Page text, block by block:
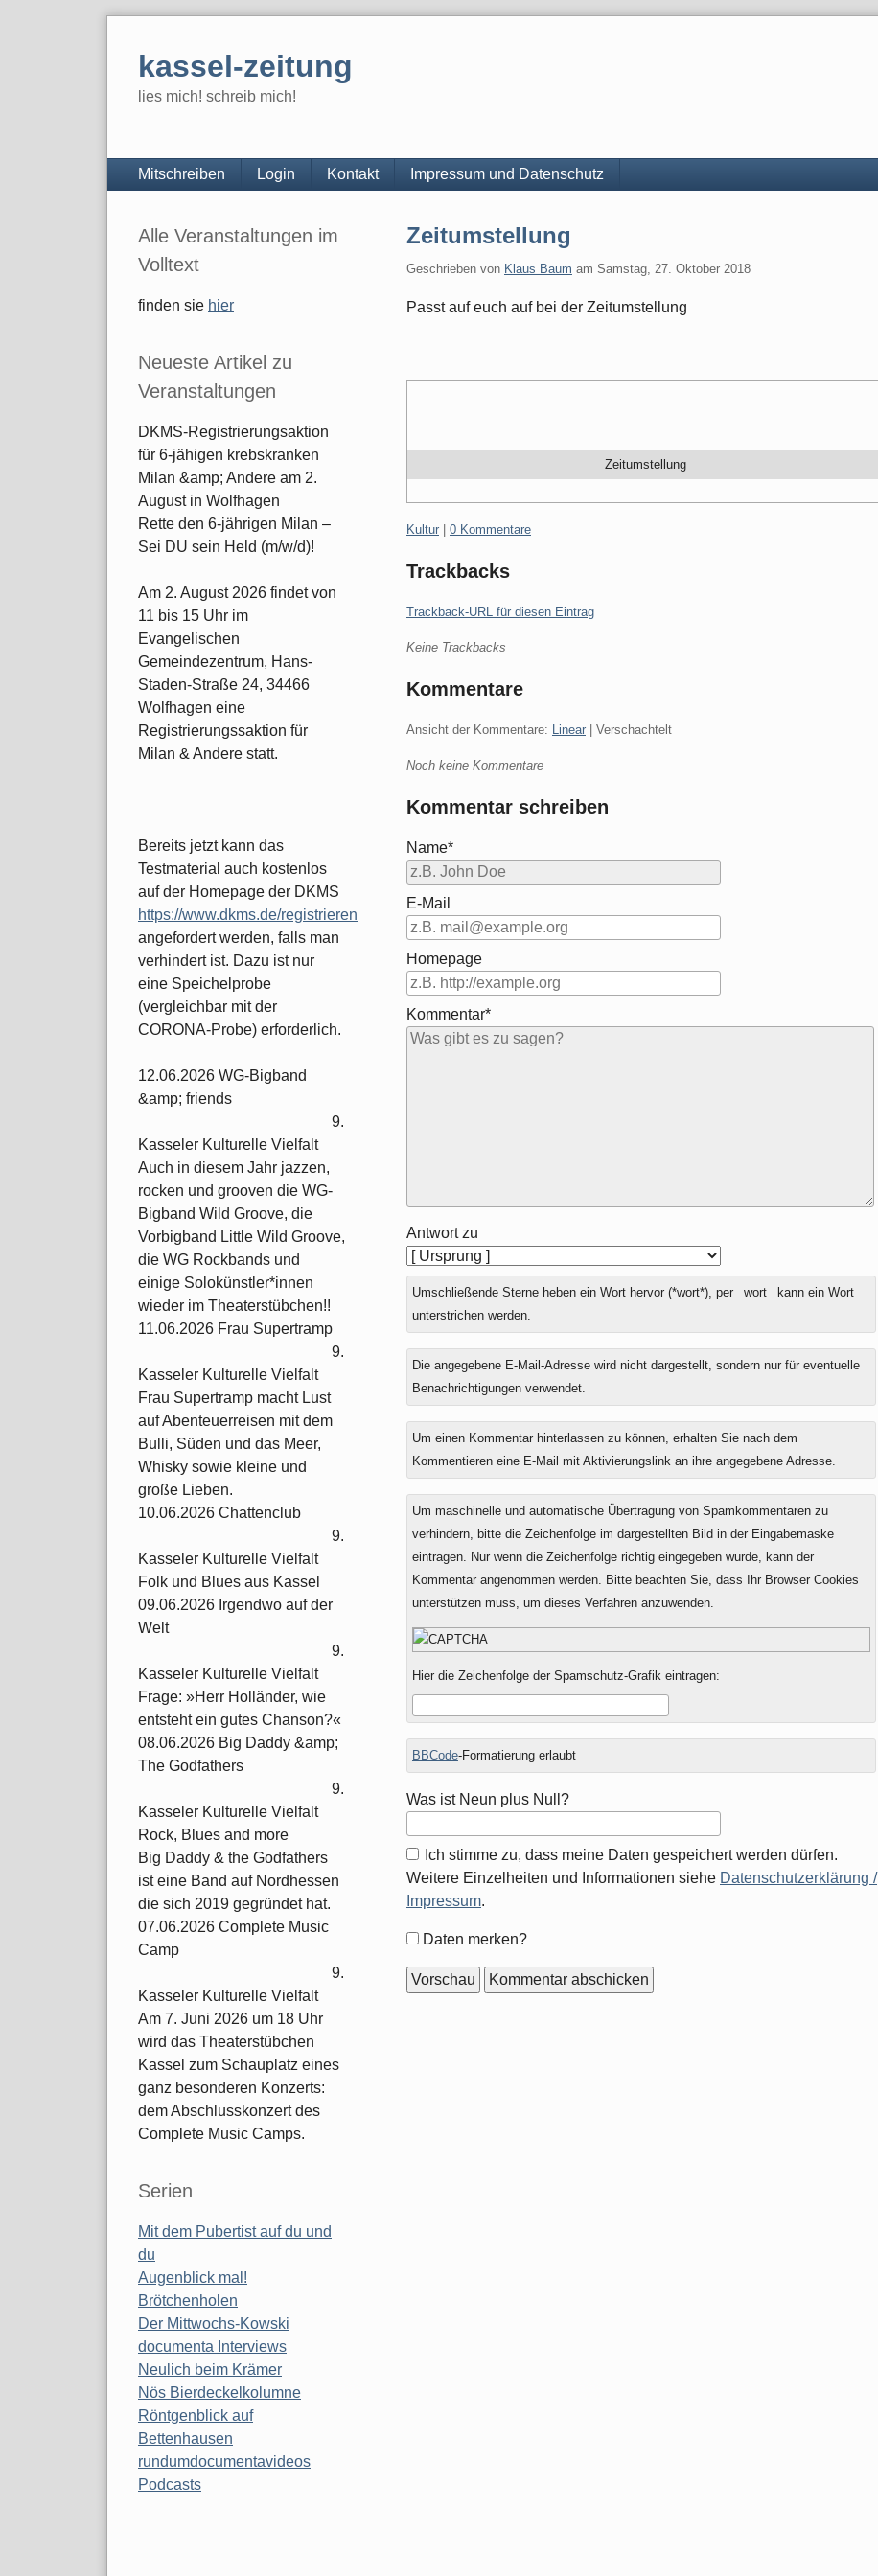
kassel-zeitung
lies mich! schreib mich!
Navigation
Mitschreiben Login Kontakt Impressum und Datenschutz
Zeitumstellung
Geschrieben von Klaus Baum am Samstag, 27. Oktober 2018
Passt auf euch auf bei der Zeitumstellung
Zeitumstellung
Kategorien:
Kultur 0 Kommentare
Trackbacks
Trackback-URL für diesen Eintrag
Keine Trackbacks
Kommentare
Ansicht der Kommentare: Linear | Verschachtelt
Noch keine Kommentare
Kommentar schreiben
Name*
E-Mail
Homepage
Kommentar*
Antwort zu
Umschließende Sterne heben ein Wort hervor (*wort*), per _wort_ kann ein Wort
unterstrichen werden.
Die angegebene E-Mail-Adresse wird nicht dargestellt, sondern nur für eventuelle
Benachrichtigungen verwendet.
Um einen Kommentar hinterlassen zu können, erhalten Sie nach dem
Kommentieren eine E-Mail mit Aktivierungslink an ihre angegebene Adresse.
Um maschinelle und automatische Übertragung von Spamkommentaren zu
verhindern, bitte die Zeichenfolge im dargestellten Bild in der Eingabemaske
eintragen. Nur wenn die Zeichenfolge richtig eingegeben wurde, kann der
Kommentar angenommen werden. Bitte beachten Sie, dass Ihr Browser Cookies
unterstützen muss, um dieses Verfahren anzuwenden.
Hier die Zeichenfolge der Spamschutz-Grafik eintragen:
BBCode-Formatierung erlaubt
Was ist Neun plus Null?
Ich stimme zu, dass meine Daten gespeichert werden dürfen.
Weitere Einzelheiten und Informationen siehe Datenschutzerklärung /
Impressum.
Formular-
Daten merken?
Seitenleiste
Alle Veranstaltungen im
Volltext
finden sie hier
Neueste Artikel zu
Veranstaltungen
DKMS-Registrierungsaktion
für 6-jähigen krebskranken
Milan &amp; Andere am 2.
August in Wolfhagen
Rette den 6-jährigen Milan –
Sei DU sein Held (m/w/d)!
Am 2. August 2026 findet von
11 bis 15 Uhr im
Evangelischen
Gemeindezentrum, Hans-
Staden-Straße 24, 34466
Wolfhagen eine
Registrierungssaktion für
Milan & Andere statt.
Bereits jetzt kann das
Testmaterial auch kostenlos
auf der Homepage der DKMS
https://www.dkms.de/registrieren
angefordert werden, falls man
verhindert ist. Dazu ist nur
eine Speichelprobe
(vergleichbar mit der
CORONA-Probe) erforderlich.
12.06.2026 WG-Bigband
&amp; friends
9.
Kasseler Kulturelle Vielfalt
Auch in diesem Jahr jazzen,
rocken und grooven die WG-
Bigband Wild Groove, die
Vorbigband Little Wild Groove,
die WG Rockbands und
einige Solokünstler*innen
wieder im Theaterstübchen!!
11.06.2026 Frau Supertramp
9.
Kasseler Kulturelle Vielfalt
Frau Supertramp macht Lust
auf Abenteuerreisen mit dem
Bulli, Süden und das Meer,
Whisky sowie kleine und
große Lieben.
10.06.2026 Chattenclub
9.
Kasseler Kulturelle Vielfalt
Folk und Blues aus Kassel
09.06.2026 Irgendwo auf der
Welt
9.
Kasseler Kulturelle Vielfalt
Frage: »Herr Holländer, wie
entsteht ein gutes Chanson?«
08.06.2026 Big Daddy &amp;
The Godfathers
9.
Kasseler Kulturelle Vielfalt
Rock, Blues and more
Big Daddy & the Godfathers
ist eine Band auf Nordhessen
die sich 2019 gegründet hat.
07.06.2026 Complete Music
Camp
9.
Kasseler Kulturelle Vielfalt
Am 7. Juni 2026 um 18 Uhr
wird das Theaterstübchen
Kassel zum Schauplatz eines
ganz besonderen Konzerts:
dem Abschlusskonzert des
Complete Music Camps.
Serien
Mit dem Pubertist auf du und
du
Augenblick mal!
Brötchenholen
Der Mittwochs-Kowski
documenta Interviews
Neulich beim Krämer
Nös Bierdeckelkolumne
Röntgenblick auf
Bettenhausen
rundumdocumentavideos
Podcasts